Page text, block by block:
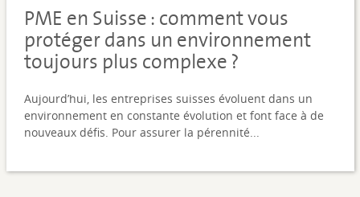
PME en Suisse : comment vous
protéger dans un environnement
toujours plus complexe ?
Aujourd’hui, les entreprises suisses évoluent dans un
environnement en constante évolution et font face à de
nouveaux défis. Pour assurer la pérennité...